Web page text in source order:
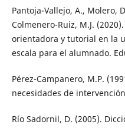
Pantoja-Vallejo, A., Molero,
Colmenero-Ruiz, M.J.
orientadora y tutorial en la
escala para el alumnado.
Pérez-Campanero, M.P.
necesidades de
Río Sadornil, D. (2005).